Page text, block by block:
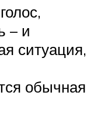
– и
ситуация,
обычная